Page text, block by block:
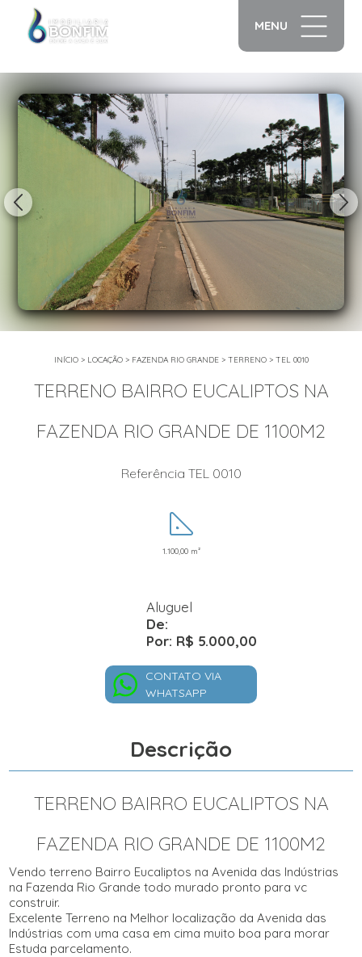
MENU
INÍCIO> LOCAÇÃO> FAZENDA RIO GRANDE> TERRENO> TEL 0010
TERRENO BAIRRO EUCALIPTOS NA
FAZENDA RIO GRANDE DE 1100M2
Referência TEL 0010
1.100,00 m²
Aluguel
De:
Por: R$ 5.000,00
CONTATO VIA
WHATSAPP
Descrição
TERRENO BAIRRO EUCALIPTOS NA
FAZENDA RIO GRANDE DE 1100M2
Vendo terreno Bairro Eucaliptos na Avenida das Indústrias
na Fazenda Rio Grande todo murado pronto para vc
construir.
Excelente Terreno na Melhor localização da Avenida das
Indústrias com uma casa em cima muito boa para morar
Estuda parcelamento.